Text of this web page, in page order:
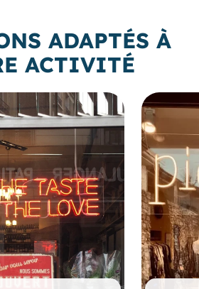
ADAPTÉS À
ACTIVITÉ